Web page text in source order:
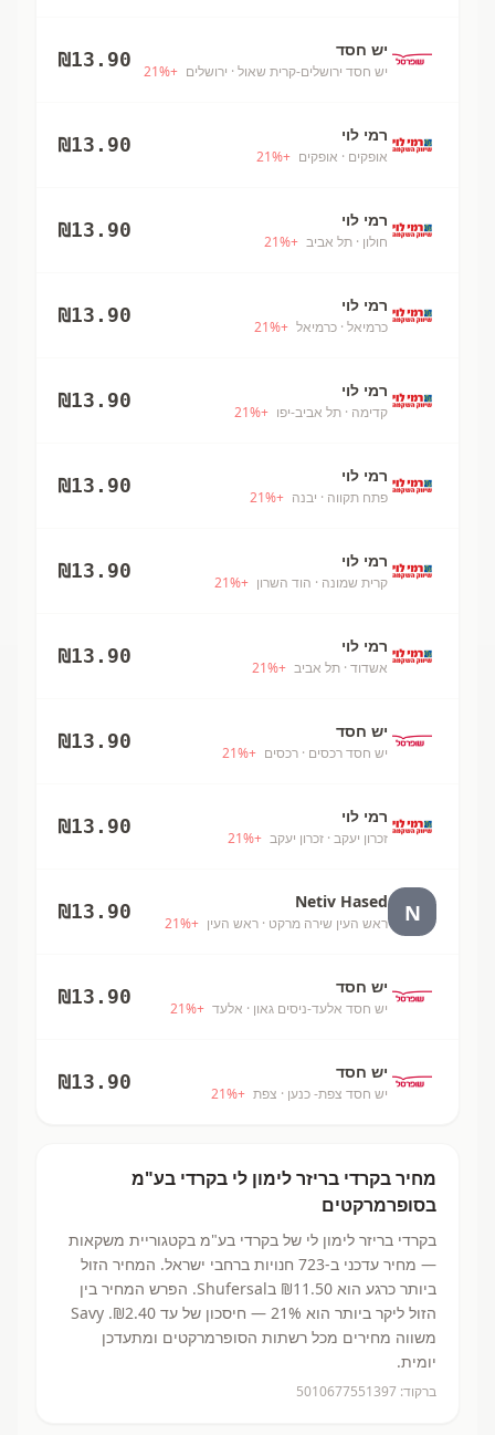
יש חסד
יש חסד ירושלים-קרית שאול · ירושלים +
21%
₪13.90
רמי לוי
אופקים · אופקים +
21%
₪13.90
רמי לוי
חולון · תל אביב +
21%
₪13.90
רמי לוי
כרמיאל · כרמיאל +
21%
₪13.90
רמי לוי
קדימה · תל אביב-יפו +
21%
₪13.90
רמי לוי
פתח תקווה · יבנה +
21%
₪13.90
רמי לוי
קרית שמונה · הוד השרון +
21%
₪13.90
רמי לוי
אשדוד · תל אביב +
21%
₪13.90
יש חסד
יש חסד רכסים · רכסים +
21%
₪13.90
רמי לוי
זכרון יעקב · זכרון יעקב +
21%
₪13.90
N
Netiv Hased
ראש העין שירה מרקט · ראש העין +
21%
₪13.90
יש חסד
יש חסד אלעד-ניסים גאון · אלעד +
21%
₪13.90
יש חסד
יש חסד צפת- כנען · צפת +
21%
₪13.90
מחיר בקרדי בריזר לימון לי בקרדי בע"מ
בסופרמרקטים
בקרדי בריזר לימון לי של בקרדי בע"מ בקטגוריית משקאות
— מחיר עדכני ב-723 חנויות ברחבי ישראל. המחיר הזול
ביותר כרגע הוא ₪11.50
בShufersal.
הפרש המחיר בין
הזול ליקר ביותר הוא 21% — חיסכון של עד ₪2.40.
Savy
משווה מחירים מכל רשתות הסופרמרקטים ומתעדכן
יומית.
ברקוד: 5010677551397